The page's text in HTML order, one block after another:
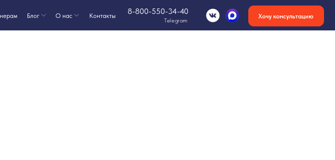
Хочу консультацию
О нас 8-800-550-34-40
Telegram
Контакты